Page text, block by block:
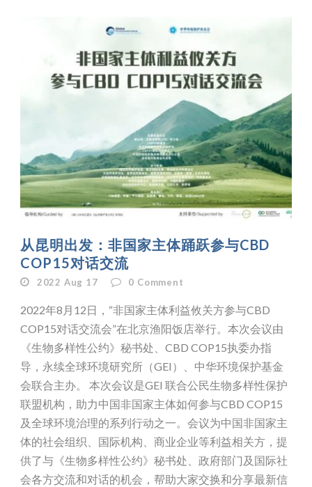
从昆明出发：非国家主体踊跃参与CBD
COP15对话交流
2022 Aug 17 0 Comment
2022年8月12日，“非国家主体利益攸关方参与CBD
COP15对话交流会”在北京渔阳饭店举行。本次会议由
《生物多样性公约》秘书处、CBD COP15执委办指
导，永续全球环境研究所（GEI）、中华环境保护基金
会联合主办。 本次会议是GEI 联合公民生物多样性保护
联盟机构，助力中国非国家主体如何参与CBD COP15
及全球环境治理的系列行动之一。会议为中国非国家主
体的社会组织、国际机构、商业企业等利益相关方，提
供了与《生物多样性公约》秘书处、政府部门及国际社
会各方交流和对话的机会，帮助大家交换和分享最新信